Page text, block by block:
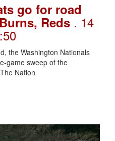
go for road
Reds . 14
the Washington Nationals
game sweep of the
Nation